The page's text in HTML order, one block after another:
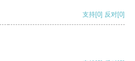
支持[0] 反对[0]